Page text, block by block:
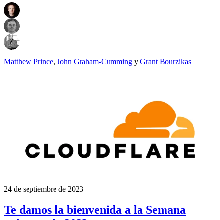
Matthew Prince, John Graham-Cumming y Grant Bourzikas
24 de septiembre de 2023
Te damos la bienvenida a la Semana